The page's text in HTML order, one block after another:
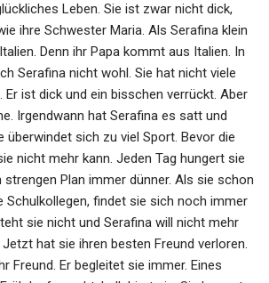
Leben. Sie ist zwar nicht dick,
ihre Schwester Maria. Als Serafina klein
Denn ihr Papa kommt aus Italien. In
Serafina nicht wohl. Sie hat nicht viele
Er ist dick und ein bisschen verrückt. Aber
Irgendwann hat Serafina es satt und
überwindet sich zu viel Sport. Bevor die
nicht mehr kann. Jeden Tag hungert sie
strengen Plan immer dünner. Als sie schon
Schulkollegen, findet sie sich noch immer
sie nicht und Serafina will nicht mehr
hat sie ihren besten Freund verloren.
Freund. Er begleitet sie immer. Eines